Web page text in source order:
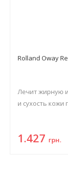
Rolland Oway
Лечит жирную
и сухость кожи
1.427 грн.